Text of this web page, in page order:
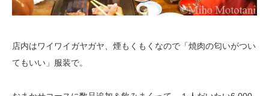
店内はワイワイガヤガヤ、煙もくもくなので「焼肉の匂いがつい
てもいい」服装で。